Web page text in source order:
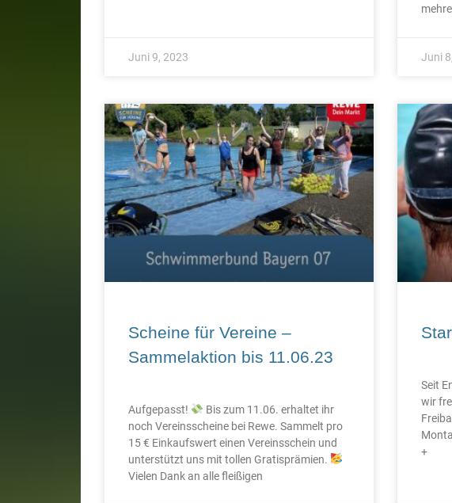
Juni 9, 2023 Juni
Scheine für Vereine –
Sammelaktion bis 11.06.23
Aufgepasst!
Bis zum 11.06. erhaltet ihr
noch Vereinsscheine bei Rewe. Sammelt pro
15 € Einkaufswert einen Vereinsschein und
unterstützt uns mit tollen Gratisprämien.
Vielen Dank an alle fleißigen
Seit
wir
+